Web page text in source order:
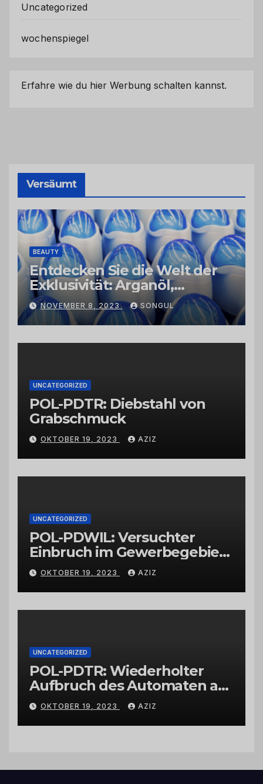
Uncategorized
wochenspiegel
Erfahre wie du hier Werbung schalten kannst.
Versäumt
BEAUTY
Entdecken Sie die Welt der
Exklusivität: Arganöl,
Kaktusfeigenkernöl und
Schwarzkümmelöl von
vertrauenswürdigen
Großhändlern und Anbietern
NOVEMBER 8, 2023 SONGUL
UNCATEGORIZED
POL-PDTR: Diebstahl von
Grabschmuck
OKTOBER 19, 2023 AZIZ
UNCATEGORIZED
POL-PDWIL: Versuchter
Einbruch im Gewerbegebiet
Wittlich
OKTOBER 19, 2023 AZIZ
UNCATEGORIZED
POL-PDTR: Wiederholter
Aufbruch des Automaten am
Wohnmobilstellplatz in
Hermeskeil am Labachweg
OKTOBER 19, 2023 AZIZ